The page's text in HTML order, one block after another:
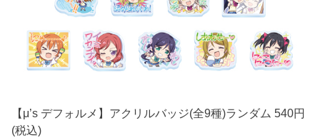
【μ’s デフォルメ】アクリルバッジ(全9種)ランダム 540円
(税込)